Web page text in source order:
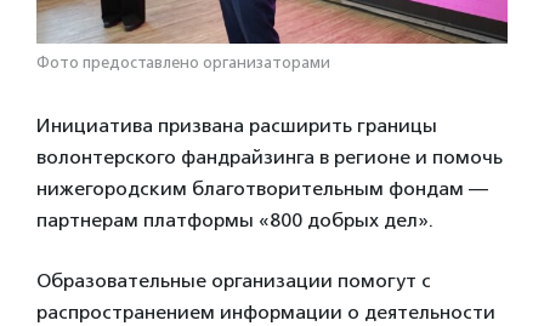
Фото предоставлено организаторами
Инициатива призвана расширить границы
волонтерского фандрайзинга в регионе и помочь
нижегородским благотворительным фондам —
партнерам платформы «800 добрых дел».
Образовательные организации помогут с
распространением информации о деятельности